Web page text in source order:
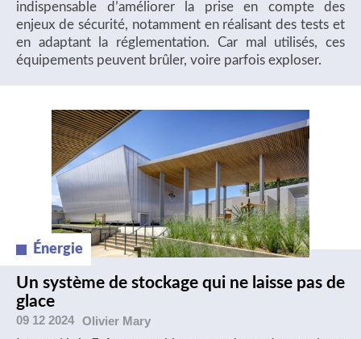
indispensable d’améliorer la prise en compte des
enjeux de sécurité, notamment en réalisant des tests et
en adaptant la réglementation. Car mal utilisés, ces
équipements peuvent brûler, voire parfois exploser.
Énergie
Un système de stockage qui ne laisse pas de
glace
09 12 2024 Olivier Mary